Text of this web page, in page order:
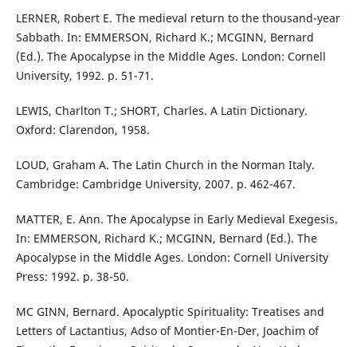
LERNER, Robert E. The medieval return to the thousand-year
Sabbath. In: EMMERSON, Richard K.; MCGINN, Bernard
(Ed.). The Apocalypse in the Middle Ages. London: Cornell
University, 1992. p. 51-71.
LEWIS, Charlton T.; SHORT, Charles. A Latin Dictionary.
Oxford: Clarendon, 1958.
LOUD, Graham A. The Latin Church in the Norman Italy.
Cambridge: Cambridge University, 2007. p. 462-467.
MATTER, E. Ann. The Apocalypse in Early Medieval Exegesis.
In: EMMERSON, Richard K.; MCGINN, Bernard (Ed.). The
Apocalypse in the Middle Ages. London: Cornell University
Press: 1992. p. 38-50.
MC GINN, Bernard. Apocalyptic Spirituality: Treatises and
Letters of Lactantius, Adso of Montier-En-Der, Joachim of